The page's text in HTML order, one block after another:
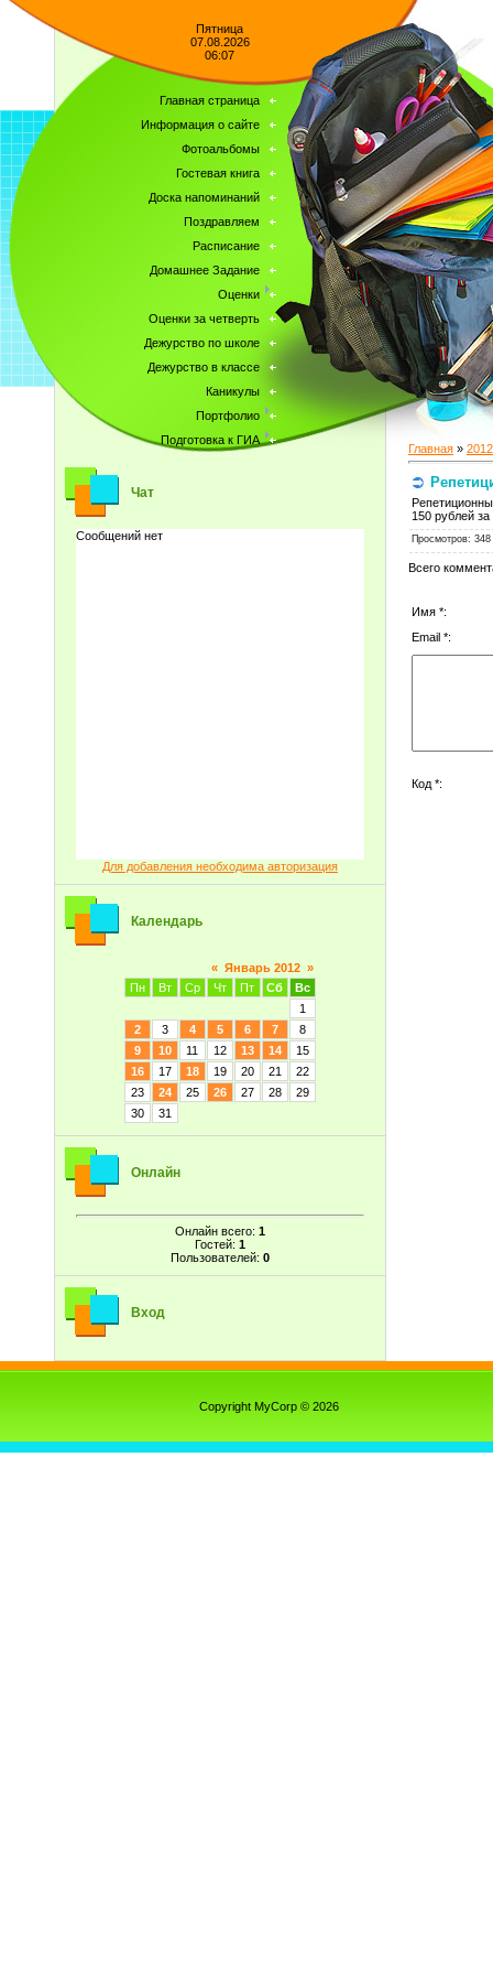
Пятница
07.08.2026
06:07
Главная страница
Информация о сайте
Фотоальбомы
Гостевая книга
Доска напоминаний
Поздравляем
Расписание
Домашнее Задание
Оценки
Оценки за четверть
Дежурство по школе
Дежурство в классе
Каникулы
Портфолио
Подготовка к ГИА
Чат
Для добавления необходима авторизация
Календарь
« Январь 2012 »
Пн
Вт Ср Чт Пт Сб
Вс
1
2
3 4 5 6 7
8
9
10 11 12 13 14
15
16
17 18 19 20 21
22
23
24 25 26 27 28
29
30
31
Онлайн
Онлайн всего: 1
Гостей: 1
Пользователей: 0
Вход
Главная » 2012
150 рублей
Просмотров:
Всего
Имя *:
Email *:
Код *:
Copyright MyCorp © 2026